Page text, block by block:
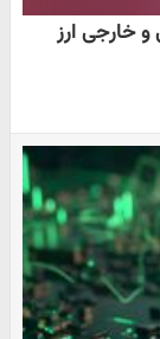
خارجی ارز